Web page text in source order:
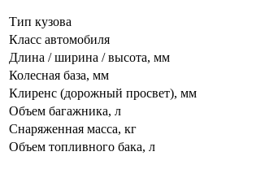
Тип кузова
Класс автомобиля
Длина / ширина / высота, мм
Колесная база, мм
Клиренс (дорожный просвет), мм
Объем багажника, л
Снаряженная масса, кг
Объем топливного бака, л